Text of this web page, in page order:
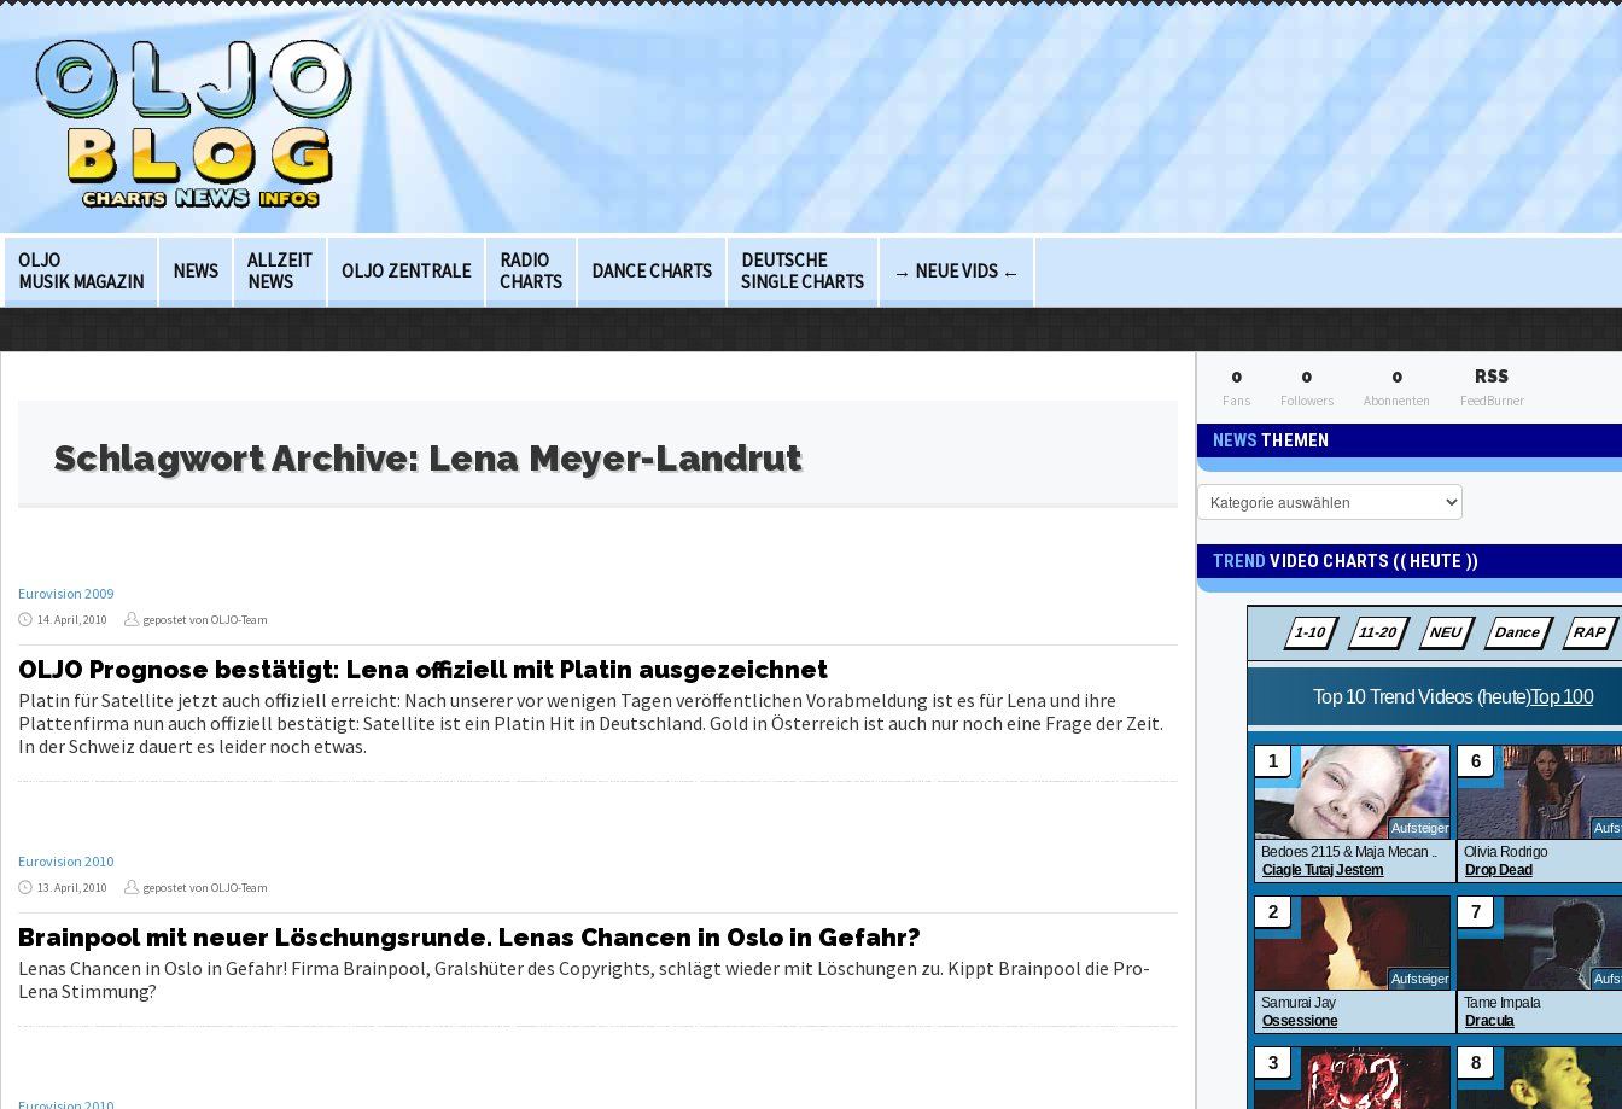
OLJO
MUSIK MAGAZIN
NEWS
ALLZEIT
NEWS
OLJO ZENTRALE
RADIO
CHARTS
DANCE CHARTS
DEUTSCHE
SINGLE CHARTS
→ NEUE VIDS ←
Schlagwort Archive: Lena Meyer-Landrut
Eurovision 2009
14. April, 2010 gepostet von OLJO-Team
OLJO Prognose bestätigt: Lena offiziell mit Platin ausgezeichnet
Platin für Satellite jetzt auch offiziell erreicht: Nach unserer vor wenigen Tagen veröffentlichen Vorabmeldung ist es für Lena und ihre
Plattenfirma nun auch offiziell bestätigt: Satellite ist ein Platin Hit in Deutschland. Gold in Österreich ist auch nur noch eine Frage der Zeit.
In der Schweiz dauert es leider noch etwas.
Eurovision 2010
13. April, 2010 gepostet von OLJO-Team
Brainpool mit neuer Löschungsrunde. Lenas Chancen in Oslo in Gefahr?
Lenas Chancen in Oslo in Gefahr! Firma Brainpool, Gralshüter des Copyrights, schlägt wieder mit Löschungen zu. Kippt Brainpool die Pro-
Lena Stimmung?
0
Fans
0
Followers
0
Abonnenten
RSS
FeedBurner
NEWSTHEMEN
News
Themen
TRENDVIDEO CHARTS (( HEUTE ))